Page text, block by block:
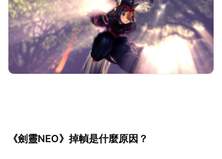
《劍靈NEO》掉幀是什麼原因？